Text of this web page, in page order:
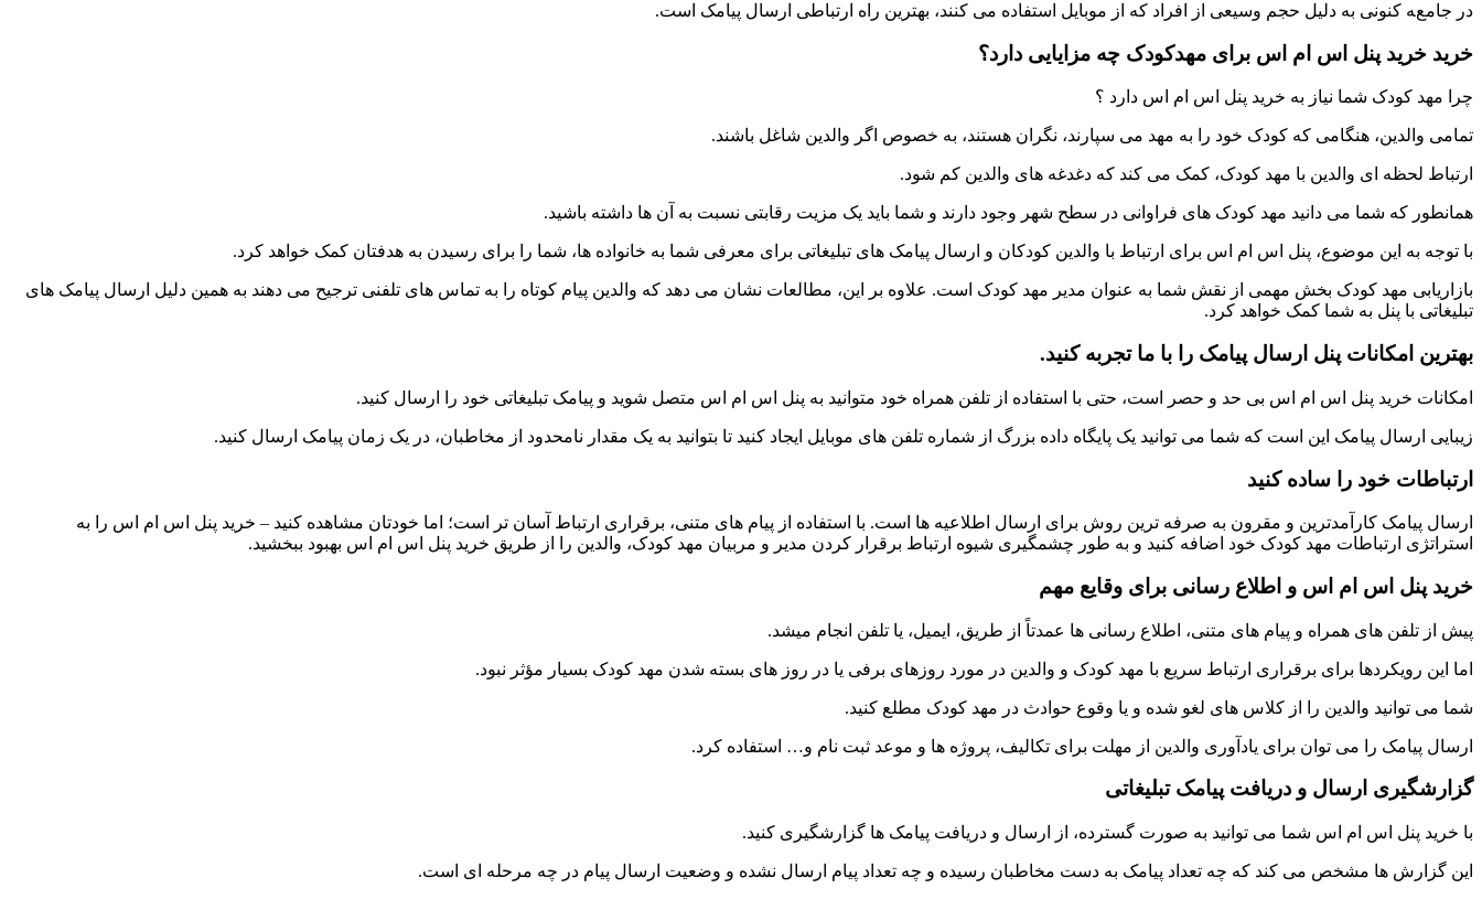
در جامعه کنونی به دلیل حجم وسیعی از افراد که از موبایل استفاده می کنند، بهترین راه ارتباطی ارسال پیامک است.
خرید خرید پنل اس ام اس برای مهدکودک چه مزایایی دارد؟
چرا مهد کودک شما نیاز به خرید پنل اس ام اس دارد ؟
تمامی والدین، هنگامی که کودک خود را به مهد می سپارند، نگران هستند، به خصوص اگر والدین شاغل باشند.
ارتباط لحظه ای والدین با مهد کودک، کمک می کند که دغدغه های والدین کم شود.
همانطور که شما می دانید مهد کودک های فراوانی در سطح شهر وجود دارند و شما باید یک مزیت رقابتی نسبت به آن ها داشته باشید.
با توجه به این موضوع، پنل اس ام اس برای ارتباط با والدین کودکان و ارسال پیامک های تبلیغاتی برای معرفی شما به خانواده ها، شما را برای رسیدن به هدفتان کمک خواهد کرد.
بازاریابی مهد کودک بخش مهمی از نقش شما به عنوان مدیر مهد کودک است. علاوه بر این، مطالعات نشان می دهد که والدین پیام کوتاه را به تماس های تلفنی ترجیح می دهند به همین دلیل ارسال پیامک های
تبلیغاتی با پنل به شما کمک خواهد کرد.
بهترین امکانات پنل ارسال پیامک را با ما تجربه کنید.
امکانات خرید پنل اس ام اس بی حد و حصر است، حتی با استفاده از تلفن همراه خود متوانید به پنل اس ام اس متصل شوید و پیامک تبلیغاتی خود را ارسال کنید.
زیبایی ارسال پیامک این است که شما می توانید یک پایگاه داده بزرگ از شماره تلفن های موبایل ایجاد کنید تا بتوانید به یک مقدار نامحدود از مخاطبان، در یک زمان پیامک ارسال کنید.
ارتباطات خود را ساده کنید
ارسال پیامک کارآمدترین و مقرون به صرفه ترین روش برای ارسال اطلاعیه ها است. با استفاده از پیام های متنی، برقراری ارتباط آسان تر است؛ اما خودتان مشاهده کنید – خرید پنل اس ام اس را به
استراتژی ارتباطات مهد کودک خود اضافه کنید و به طور چشمگیری شیوه ارتباط برقرار کردن مدیر و مربیان مهد کودک، والدین را از طریق خرید پنل اس ام اس بهبود ببخشید.
خرید پنل اس ام اس و اطلاع رسانی برای وقایع مهم
پیش از تلفن های همراه و پیام های متنی، اطلاع رسانی ها عمدتاً از طریق، ایمیل، یا تلفن انجام میشد.
اما این رویکردها برای برقراری ارتباط سریع با مهد کودک و والدین در مورد روزهای برفی یا در روز های بسته شدن مهد کودک بسیار مؤثر نبود.
شما می توانید والدین را از کلاس های لغو شده و یا وقوع حوادث در مهد کودک مطلع کنید.
ارسال پیامک را می توان برای یادآوری والدین از مهلت برای تکالیف، پروژه ها و موعد ثبت نام و… استفاده کرد.
گزارشگیری ارسال و دریافت پیامک تبلیغاتی
با خرید پنل اس ام اس شما می توانید به صورت گسترده، از ارسال و دریافت پیامک ها گزارشگیری کنید.
این گزارش ها مشخص می کند که چه تعداد پیامک به دست مخاطبان رسیده و چه تعداد پیام ارسال نشده و وضعیت ارسال پیام در چه مرحله ای است.